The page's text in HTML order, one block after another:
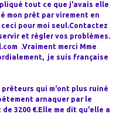
tout ce que j'avais elle
mon prêt par virement en
pour moi seul.Contactez
et régler vos problèmes.
.Vraiment merci Mme
je suis française
qui m'ont plus ruiné
arnaquer par le
3200 €.Elle me dit qu'elle a